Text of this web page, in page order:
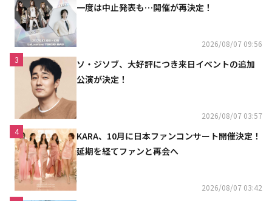
一度は中止発表も…開催が再決定！
2026/08/07 09:56
3
ソ・ジソブ、大好評につき来日イベントの追加
公演が決定！
2026/08/07 03:57
4
KARA、10月に日本ファンコンサート開催決定！
延期を経てファンと再会へ
2026/08/07 03:42